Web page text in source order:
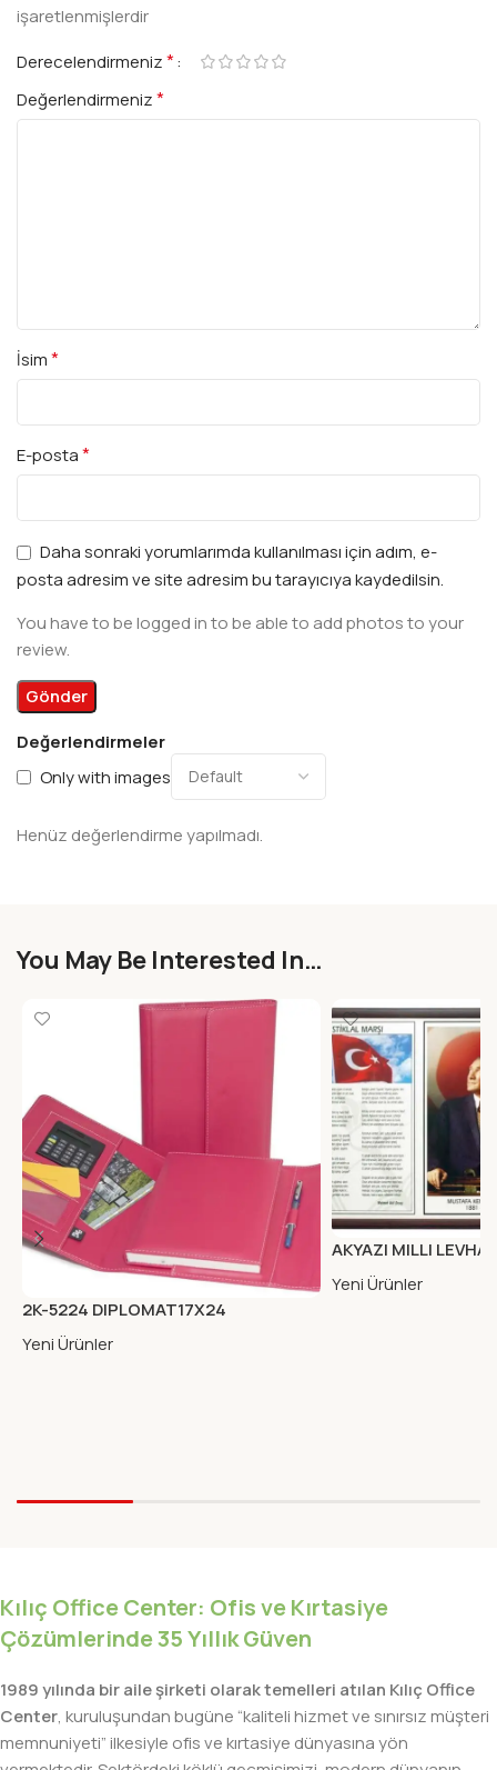
Değerlendirmeler
Only with images
Henüz değerlendirme yapılmadı.
işaretlenmişlerdir
Derecelendirmeniz*
Değerlendirmeniz*
İsim*
E-posta*
Daha sonraki yorumlarımda kullanılması için adım, e-
posta adresim ve site adresim bu tarayıcıya kaydedilsin.
You have to be logged in to be able to add photos to your
review.
You May Be Interested In…
2K-5224 DIPLOMAT17X24
MIKNA.KAB.ORG.KARE FUSYA
Yeni Ürünler
AKYAZI MILLI LEVHA
(AHSAP)50X90
Yeni Ürünler
Kılıç Office Center: Ofis ve Kırtasiye
Çözümlerinde 35 Yıllık Güven
1989 yılında bir aile şirketi olarak temelleri atılan Kılıç Office
Center, kuruluşundan bugüne “kaliteli hizmet ve sınırsız müşteri
memnuniyeti” ilkesiyle ofis ve kırtasiye dünyasına yön